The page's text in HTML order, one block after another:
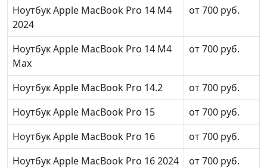
Ноутбук Apple MacBook Pro 14 M4
2024
от 700 руб.
Ноутбук Apple MacBook Pro 14 M4
Max
от 700 руб.
Ноутбук Apple MacBook Pro 14.2
от 700 руб.
Ноутбук Apple MacBook Pro 15
от 700 руб.
Ноутбук Apple MacBook Pro 16
от 700 руб.
Ноутбук Apple MacBook Pro 16 2024
от 700 руб.